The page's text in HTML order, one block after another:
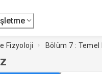
Fizyoloji Bölüm 7 :